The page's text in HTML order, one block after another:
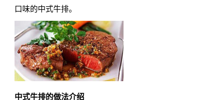
口味的中式牛排。
中式牛排的做法介绍